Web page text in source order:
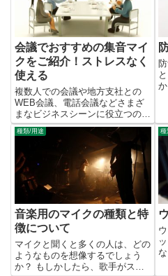
会議でおすすめの集音マイ
クをご紹介！ストレスなく
使える
複数人での会議や地方支社との
WEB会議、電話会議などさまざ
まなビジネスシーンに役立つのが
スピーカーフォンと呼ばれる集音
マイクです。参加人数や参加方法
によって集音マイクの選び方は変
わりますので、今回選ぶポイント
とおすすめのマイクについてご紹
介します。
種類/用途
音楽用のマイクの種類と特
徴について
マイクと聞くと多くの人は、どの
ようなものを想像するでしょう
か？ もしかしたら、歌手がステ
種